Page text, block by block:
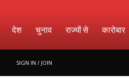
देश चुनाव राज्यों से कारोबार
SIGN IN / JOIN